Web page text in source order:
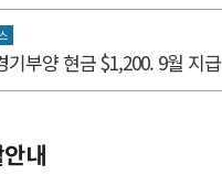
기부양 현금 $1,200. 9월 지급
내